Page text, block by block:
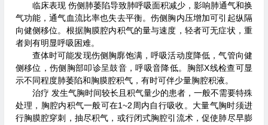
临床表现 伤侧肺萎陷导致肺呼吸面积减少，影响肺通气和换
气功能，通气血流比率也失去平衡。伤侧胸内压增加可引起纵隔
向健侧移位。根据胸膜腔内积气的量与速度，轻者可无症状，重
者则有明显呼吸困难。
查体时可能发现伤侧胸廓饱满，呼吸活动度降低，气管向健
侧移位，伤侧胸部叩诊呈鼓音，呼吸音降低。胸部X线检查可显
示不同程度肺萎陷和胸膜腔积气，有时可伴少量胸腔积液。
治疗 发生气胸时间较长且积气量少的患者，一般不需要特殊
处理，胸腔内积气一般可在1~2周内自行吸收。大量气胸时须进
行胸膜腔穿刺，抽尽积气，或行闭式胸腔引流术，促使肺尽早膨